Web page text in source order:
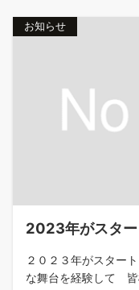
お知らせ
2023年がスター
２０２３年がスター
な舞台を経験して 皆